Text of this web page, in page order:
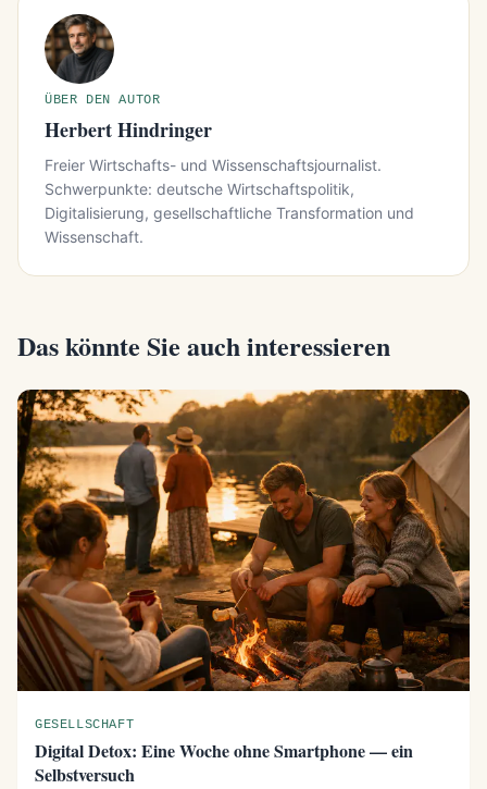
ÜBER DEN AUTOR
Herbert Hindringer
Freier Wirtschafts- und Wissenschaftsjournalist.
Schwerpunkte: deutsche Wirtschaftspolitik,
Digitalisierung, gesellschaftliche Transformation und
Wissenschaft.
Das könnte Sie auch interessieren
GESELLSCHAFT
Digital Detox: Eine Woche ohne Smartphone — ein
Selbstversuch